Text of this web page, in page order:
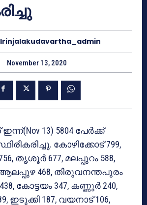
Irinjalakudavartha_admin
November 13, 2020
13) 5804 പേര്‍ക്ക്
കോഴിക്കോട് 799,
തൃശൂര്‍ 677, മലപ്പുറം 588,
468, തിരുവനന്തപുരം
കോട്ടയം 347, കണ്ണൂര്‍ 240,
ഇടുക്കി 187, വയനാട് 106,